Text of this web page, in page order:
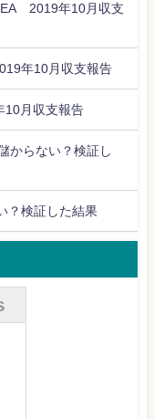
2019年10月収支
年10月収支報告
月収支報告
らない？検証し
検証した結果